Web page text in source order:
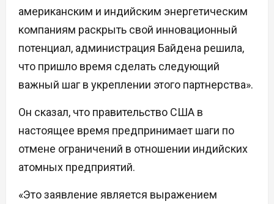
американским и индийским энергетическим
компаниям раскрыть свой инновационный
потенциал, администрация Байдена решила,
что пришло время сделать следующий
важный шаг в укреплении этого партнерства».
Он сказал, что правительство США в
настоящее время предпринимает шаги по
отмене ограничений в отношении индийских
атомных предприятий.
«Это заявление является выражением